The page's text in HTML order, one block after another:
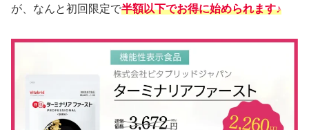
が、なんと初回限定で半額以下でお得に始められます♪